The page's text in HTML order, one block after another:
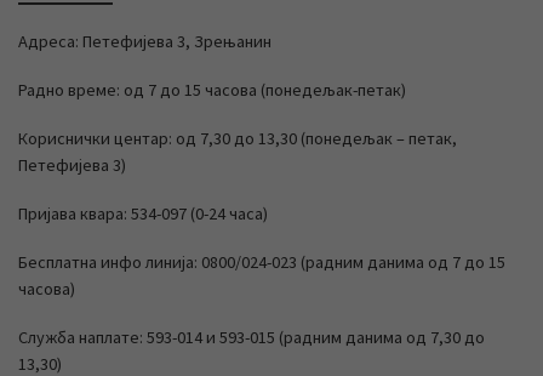
Адреса: Петефијева 3, Зрењанин
Радно време: од 7 до 15 часова (понедељак-петак)
Кориснички центар: од 7,30 до 13,30 (понедељак – петак,
Петефијева 3)
Пријава квара: 534-097 (0-24 часа)
Бесплатна инфо линија: 0800/024-023 (радним данима од 7 до 15
часова)
Служба наплате: 593-014 и 593-015 (радним данима од 7,30 до
13,30)